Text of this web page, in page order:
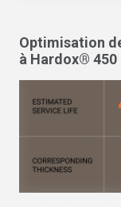
Optimisation
à Hardox® 450